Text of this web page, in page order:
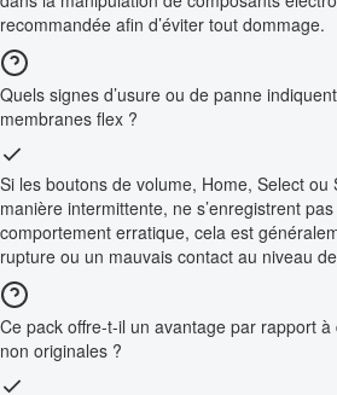
recommandée afin d’éviter tout dommage.
Quels signes d’usure ou de panne
membranes flex ?
Si les boutons de volume, Home, Select ou
manière intermittente, ne s’enregistrent
comportement erratique, cela est
rupture ou un mauvais contact au niveau
Ce pack offre-t-il un avantage par rapport
non originales ?